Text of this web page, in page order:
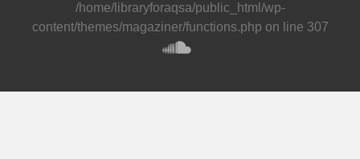
/home/libraryforaqsa/public_html/wp-
content/themes/magaziner/functions.php on line 307